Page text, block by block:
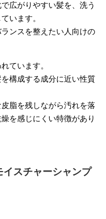
広がりやすい髪を、洗う
います。
ンスを整えたい人向けの
ています。
構成する成分に近い性質
脂を残しながら汚れを落
を感じにくい特徴があり
スチャーシャンプ